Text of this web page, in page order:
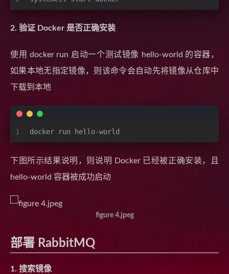
2. 验证 Docker 是否正确安装
使用 docker run 启动一个测试镜像 hello-world 的容器，
如果本地无指定镜像，则该命令会自动先将镜像从仓库中
下载到本地
1 docker run hello-world
下图所示结果说明，则说明 Docker 已经被正确安装，且
hello-world 容器被成功启动
figure 4.jpeg
部署 RabbitMQ
1. 搜索镜像